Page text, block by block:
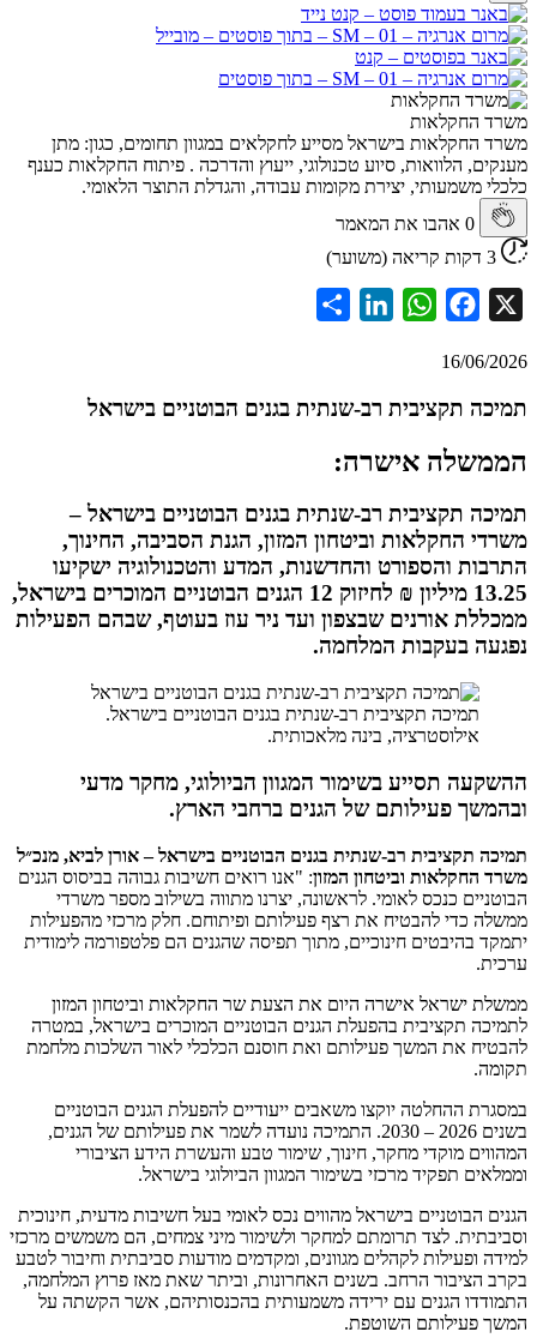
בישראל מסייע לחקלאים במגוון תחומים, כגון: מתן
הלוואות, סיוע טכנולוגי, ייעוץ והדרכה . פיתוח החקלאות כענף
משמעותי, יצירת מקומות עבודה, והגדלת התוצר הלאומי.
אהבו את המאמר
Facebook
WhatsApp
LinkedIn
Share
16/
תקציבית רב-שנתית בגנים הבוטניים בישראל
אישרה:
תקציבית רב-שנתית בגנים הבוטניים בישראל –
החקלאות וביטחון המזון, הגנת הסביבה, החינוך,
והספורט והחדשנות, המדע והטכנולוגיה ישקיעו
13.25 מיליון ₪ לחיזוק 12 הגנים הבוטניים המוכרים בישראל,
אורנים שבצפון ועד ניר עוז בעוטף, שבהם הפעילות
בעקבות המלחמה.
תמיכה תקציבית רב-שנתית בגנים הבוטניים בישראל.
אילוסטרציה, בינה מלאכותית.
תסייע בשימור המגוון הביולוגי, מחקר מדעי
פעילותם של הגנים ברחבי הארץ .
תקציבית רב-שנתית בגנים הבוטניים בישראל – אורן לביא, מנכ״ל
וביטחון המזון: "אנו רואים חשיבות גבוהה בביסוס הגנים
כנכס לאומי. לראשונה, יצרנו מתווה בשילוב מספר משרדי
כדי להבטיח את רצף פעילותם ופיתוחם. חלק מרכזי מהפעילות
בהיבטים חינוכיים, מתוך תפיסה שהגנים הם פלטפורמה לימודית
ישראל אישרה היום את הצעת שר החקלאות וביטחון המזון
תקציבית בהפעלת הגנים הבוטניים המוכרים בישראל, במטרה
את המשך פעילותם ואת חוסנם הכלכלי לאור השלכות מלחמת
ההחלטה יוקצו משאבים ייעודיים להפעלת הגנים הבוטניים
בשנים 2026 – 2030. התמיכה נועדה לשמר את פעילותם של הגנים,
מוקדי מחקר, חינוך, שימור טבע והעשרת הידע הציבורי
תפקיד מרכזי בשימור המגוון הביולוגי בישראל.
בישראל מהווים נכס לאומי בעל חשיבות מדעית, חינוכית
לצד תרומתם למחקר ולשימור מיני צמחים, הם משמשים מרכזי
ופעילות לקהלים מגוונים, ומקדמים מודעות סביבתית וחיבור לטבע
הרחב. בשנים האחרונות, וביתר שאת מאז פרוץ המלחמה,
הגנים עם ירידה משמעותית בהכנסותיהם, אשר הקשתה על
השוטפת.